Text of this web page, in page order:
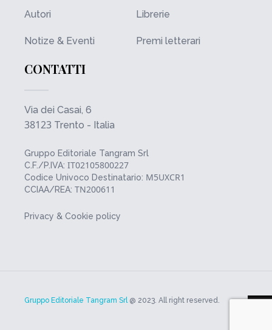
Autori
Notize & Eventi
Librerie
Premi letterari
CONTATTI
Via dei Casai, 6
38123 Trento - Italia
Gruppo Editoriale Tangram Srl
C.F./P.IVA: IT02105800227
Codice Univoco Destinatario: M5UXCR1
CCIAA/REA: TN200611
Privacy & Cookie policy
Gruppo Editoriale Tangram Srl@ 2023. All right reserved.